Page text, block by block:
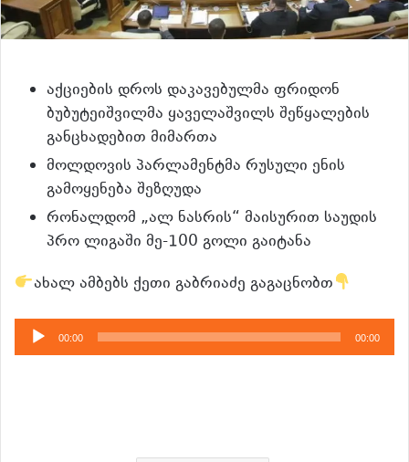
აქციების დროს დაკავებულმა ფრიდონ
ბუბუტეიშვილმა ყაველაშვილს შეწყალების
განცხადებით მიმართა
მოლდოვის პარლამენტმა რუსული ენის
გამოყენება შეზღუდა
რონალდომ „ალ ნასრის“ მაისურით საუდის
პრო ლიგაში მე-100 გოლი გაიტანა
ახალ ამბებს ქეთი გაბრიაძე გაგაცნობთ
აუდიო
დამკვრელი
00:00 00:00